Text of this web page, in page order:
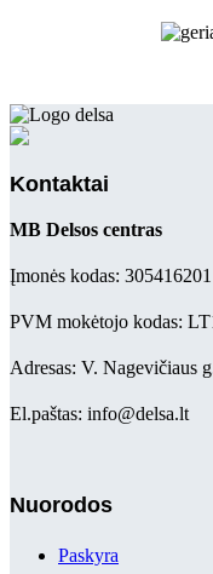
Kontaktai
MB Delsos centras
Įmonės kodas: 305416201
PVM mokėtojo kodas:
Adresas: V. Nagevičiaus
El.paštas: info@delsa.lt
Nuorodos
Paskyra